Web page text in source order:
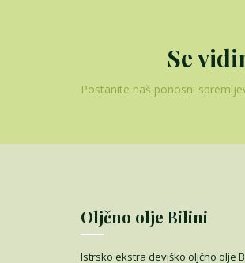
Se
Postanite naš ponosni
Oljčno olje Bilini
Istrsko ekstra deviško oljčno olje